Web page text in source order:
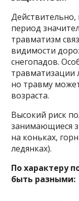
период
травматизм
видимости
снегопадов.
травматизации
но травму
возраста.
Высокий риск
занимающиеся
на коньках,
ледянках).
По характеру
быть разными: